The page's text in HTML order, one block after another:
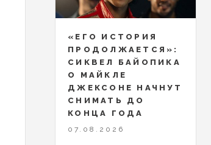
«ЕГО ИСТОРИЯ
ПРОДОЛЖАЕТСЯ»:
СИКВЕЛ БАЙОПИКА
О МАЙКЛЕ
ДЖЕКСОНЕ НАЧНУТ
СНИМАТЬ ДО
КОНЦА ГОДА
07.08.2026